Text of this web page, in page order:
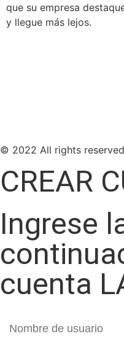
que su empresa
y llegue más lejos.
© 2022 All rights reserved
CREAR
Ingrese
cuenta